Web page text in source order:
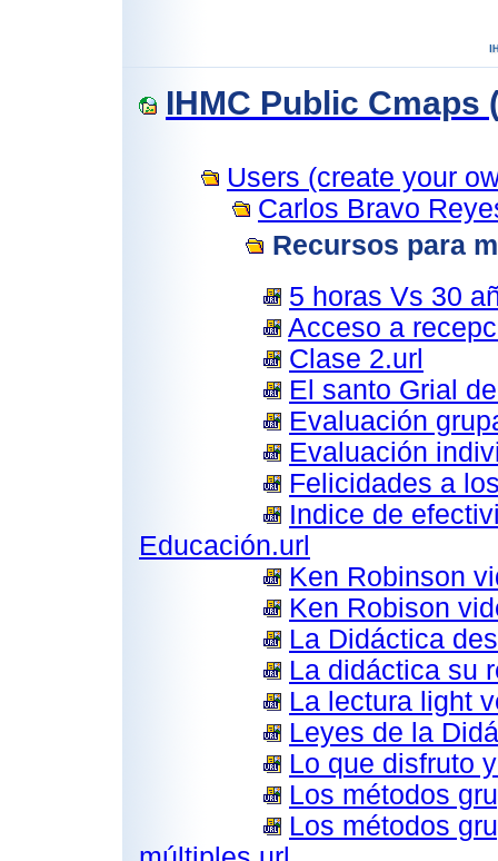
IHMC Public Cmaps
Users (create your
Carlos Bravo
Recursos para
5 horas Vs 30
Acceso a
Clase 2.url
El santo Grial
Evaluación
Evaluación
Felicidades a
Indice de
Educación.url
Ken Robinson
Ken Robison
La Didáctica
La didáctica su
La lectura light
Leyes de la
Lo que disfruto
Los métodos
Los métodos